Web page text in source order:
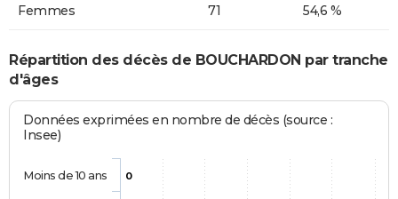
Femmes 71 54,6 %
Répartition des décès de BOUCHARDON par tranche
d'âges
Données exprimées en nombre de décès (source :
Insee)
0
Moins de 10 ans